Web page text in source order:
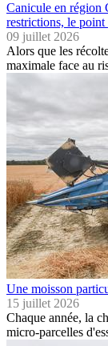
Canicule en région
restrictions, le point
09 juillet 2026
Alors que les
maximale face au
Une moisson
15 juillet 2026
Chaque année, la
micro-parcelles